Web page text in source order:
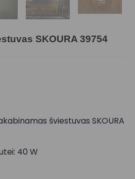
SKOURA 39754
šviestuvas SKOURA
40 W